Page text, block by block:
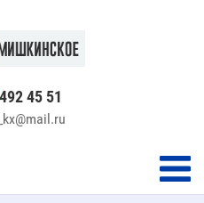
492 45 51